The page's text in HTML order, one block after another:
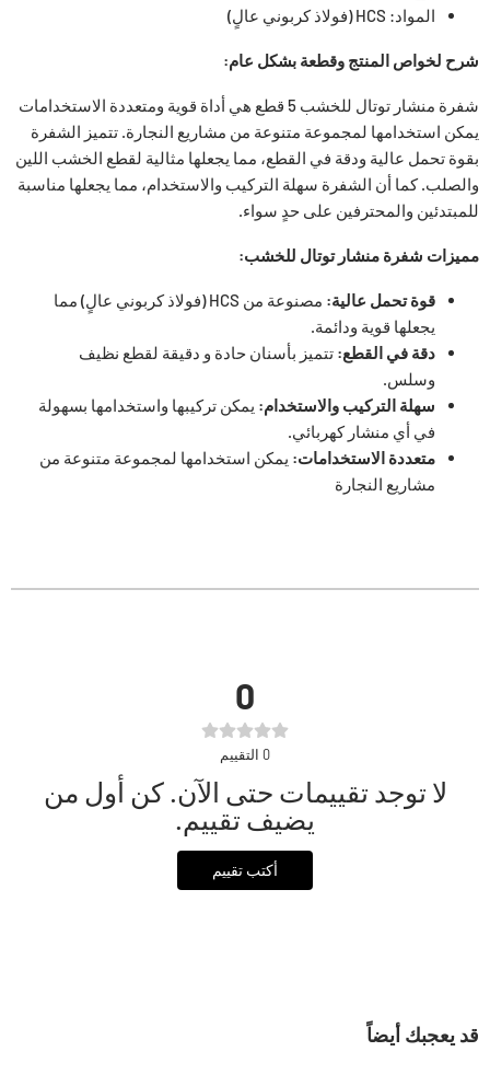
المواد: HCS (فولاذ كربوني عالٍ)
شرح لخواص المنتج وقطعة بشكل عام:
شفرة منشار توتال للخشب 5 قطع هي أداة قوية ومتعددة الاستخدامات
يمكن استخدامها لمجموعة متنوعة من مشاريع النجارة. تتميز الشفرة
بقوة تحمل عالية ودقة في القطع، مما يجعلها مثالية لقطع الخشب اللين
والصلب. كما أن الشفرة سهلة التركيب والاستخدام، مما يجعلها مناسبة
للمبتدئين والمحترفين على حدٍ سواء.
مميزات شفرة منشار توتال للخشب:
قوة تحمل عالية:
مصنوعة من HCS (فولاذ كربوني عالٍ) مما
يجعلها قوية ودائمة.
دقة في القطع: تتميز بأسنان حادة و دقيقة لقطع نظيف
وسلس.
سهلة التركيب والاستخدام: يمكن تركيبها واستخدامها بسهولة
في أي منشار كهربائي.
متعددة الاستخدامات: يمكن استخدامها لمجموعة متنوعة من
مشاريع النجارة
0
0 التقييم
لا توجد تقييمات حتى الآن. كن أول من
يضيف تقييم.
أكتب تقييم
قد يعجبك أيضاً